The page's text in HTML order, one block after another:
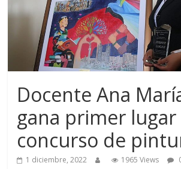
Docente Ana
gana primer lugar
concurso de
1 diciembre, 2022 1965 Views